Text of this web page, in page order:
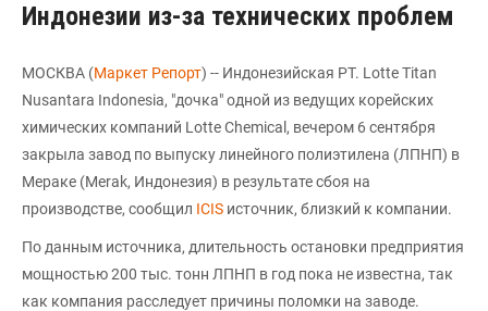
Индонезии из-за технических проблем
МОСКВА (Маркет Репорт) -- Индонезийская PT. Lotte Titan
Nusantara Indonesia, "дочка" одной из ведущих корейских
химических компаний Lotte Chemical, вечером 6 сентября
закрыла завод по выпуску линейного полиэтилена (ЛПНП) в
Мераке (Merak, Индонезия) в результате сбоя на
производстве, сообщил ICIS источник, близкий к компании.
По данным источника, длительность остановки предприятия
мощностью 200 тыс. тонн ЛПНП в год пока не известна, так
как компания расследует причины поломки на заводе.